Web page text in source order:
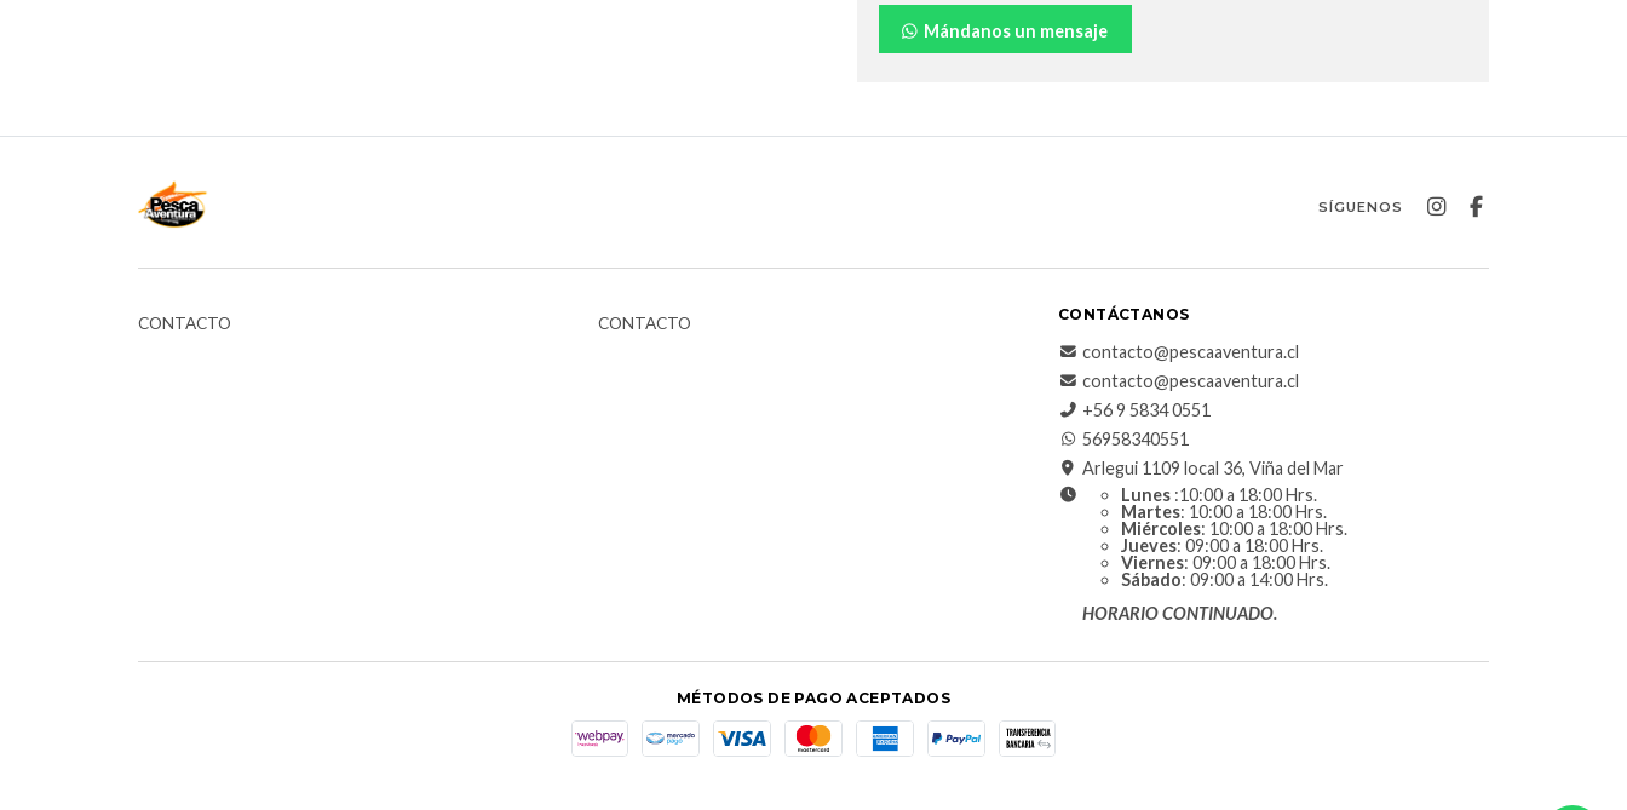
Mándanos un mensaje
SÍGUENOS
CONTACTO CONTACTO CONTÁCTANOS
contacto@pescaaventura.cl
contacto@pescaaventura.cl
+56 9 5834 0551
56958340551
Arlegui 1109 local 36, Viña del Mar
Lunes :10:00 a 18:00 Hrs.
Martes: 10:00 a 18:00 Hrs.
Miércoles: 10:00 a 18:00 Hrs.
Jueves: 09:00 a 18:00 Hrs.
Viernes: 09:00 a 18:00 Hrs.
Sábado: 09:00 a 14:00 Hrs.
HORARIO CONTINUADO.
MÉTODOS DE PAGO ACEPTADOS